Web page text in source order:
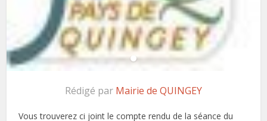
Rédigé par Mairie de QUINGEY
Vous trouverez ci joint le compte rendu de la séance du